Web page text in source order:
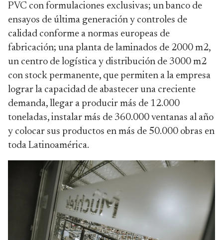
PVC con formulaciones exclusivas; un banco de
ensayos de última generación y controles de
calidad conforme a normas europeas de
fabricación; una planta de laminados de 2000 m2,
un centro de logística y distribución de 3000 m2
con stock permanente, que permiten a la empresa
lograr la capacidad de abastecer una creciente
demanda, llegar a producir más de 12.000
toneladas, instalar más de 360.000 ventanas al año
y colocar sus productos en más de 50.000 obras en
toda Latinoamérica.